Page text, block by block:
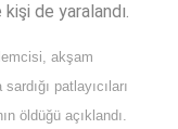
de yaralandı.
akşam
patlayıcıları
öldüğü açıklandı.